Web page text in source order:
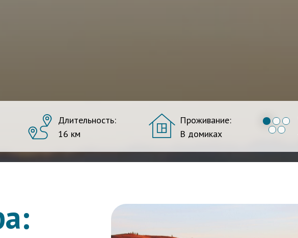
Проживание:
В домиках
Длительность:
16 км